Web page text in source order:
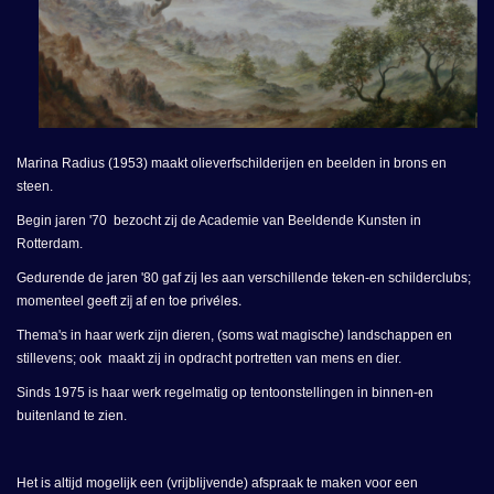
Marina Radius (1953) maakt olieverfschilderijen en beelden in brons en
steen.
Begin jaren '70 bezocht zij de Academie van Beeldende Kunsten in
Rotterdam.
Gedurende de jaren '80 gaf zij les aan verschillende teken-en schilderclubs;
momenteel geeft zij af en toe privéles.
Thema's in haar werk zijn dieren, (soms wat magische) landschappen en
stillevens; ook maakt zij in opdracht portretten van mens en dier.
Sinds 1975 is haar werk regelmatig op tentoonstellingen in binnen-en
buitenland te zien.
Het is altijd mogelijk een (vrijblijvende) afspraak te maken voor een